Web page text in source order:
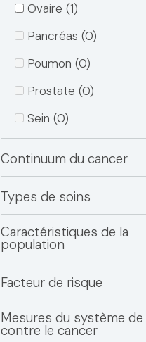
Ovaire (1)
Pancréas (0)
Poumon (0)
Prostate (0)
Sein (0)
Continuum du cancer
Types de soins
Caractéristiques de la
population
Facteur de risque
Mesures du système
contre le cancer